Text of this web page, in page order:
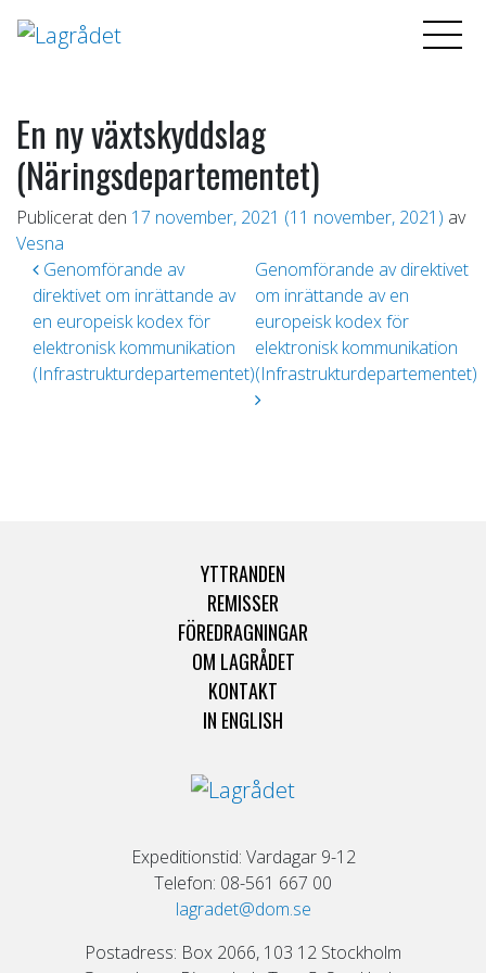
En ny växtskyddslag
(Näringsdepartementet)
Publicerat den 17 november, 2021 (11 november, 2021) av
Vesna
Inläggsnavigering
Genomförande av
direktivet om inrättande av
en europeisk kodex för
elektronisk kommunikation
(Infrastrukturdepartementet)
Genomförande av direktivet
om inrättande av en
europeisk kodex för
elektronisk kommunikation
(Infrastrukturdepartementet)
YTTRANDEN
REMISSER
FÖREDRAGNINGAR
OM LAGRÅDET
KONTAKT
IN ENGLISH
Expeditionstid: Vardagar 9-12
Telefon: 08-561 667 00
lagradet@dom.se
Postadress: Box 2066, 103 12 Stockholm